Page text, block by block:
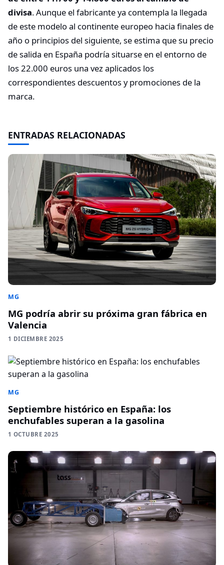
divisa. Aunque el fabricante ya contempla la llegada
de este modelo al continente europeo hacia finales de
año o principios del siguiente, se estima que su precio
de salida en España podría situarse en el entorno de
los 22.000 euros una vez aplicados los
correspondientes descuentos y promociones de la
marca.
ENTRADAS RELACIONADAS
MG
MG podría abrir su próxima gran fábrica en
Valencia
1 DICIEMBRE 2025
MG
Septiembre histórico en España: los
enchufables superan a la gasolina
1 OCTUBRE 2025